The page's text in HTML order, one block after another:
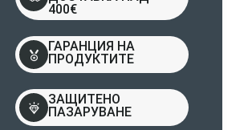
400€
ГАРАНЦИЯ НА
ПРОДУКТИТЕ
ЗАЩИТЕНО
ПАЗАРУВАНЕ